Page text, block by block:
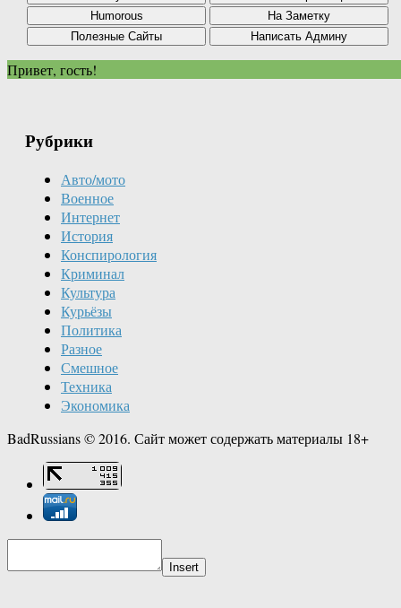
Привет, гость!
Рубрики
Авто/мото
Военное
Интернет
История
Конспирология
Криминал
Культура
Курьёзы
Политика
Разное
Смешное
Техника
Экономика
BadRussians © 2016. Сайт может содержать материалы 18+
Insert